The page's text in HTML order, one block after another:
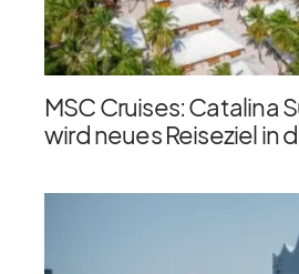
MSC Cruises: Catalina
wird neues Reiseziel in